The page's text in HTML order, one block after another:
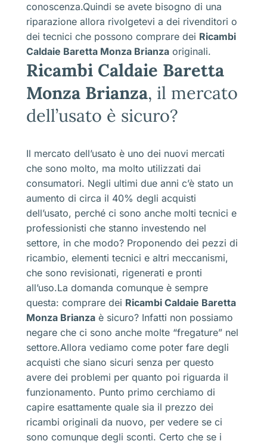
conoscenza.Quindi se avete bisogno di una
riparazione allora rivolgetevi a dei rivenditori o
dei tecnici che possono comprare dei Ricambi
Caldaie Baretta Monza Brianza originali.
Ricambi Caldaie Baretta
Monza Brianza, il mercato
dell’usato è sicuro?
Il mercato dell’usato è uno dei nuovi mercati
che sono molto, ma molto utilizzati dai
consumatori. Negli ultimi due anni c’è stato un
aumento di circa il 40% degli acquisti
dell’usato, perché ci sono anche molti tecnici e
professionisti che stanno investendo nel
settore, in che modo? Proponendo dei pezzi di
ricambio, elementi tecnici e altri meccanismi,
che sono revisionati, rigenerati e pronti
all’uso.La domanda comunque è sempre
questa: comprare dei Ricambi Caldaie Baretta
Monza Brianza è sicuro? Infatti non possiamo
negare che ci sono anche molte “fregature” nel
settore.Allora vediamo come poter fare degli
acquisti che siano sicuri senza per questo
avere dei problemi per quanto poi riguarda il
funzionamento. Punto primo cerchiamo di
capire esattamente quale sia il prezzo dei
ricambi originali da nuovo, per vedere se ci
sono comunque degli sconti. Certo che se i